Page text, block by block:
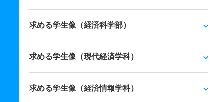
求める学生像（経済科学部）
求める学生像（現代経済学科）
求める学生像（経済情報学科）